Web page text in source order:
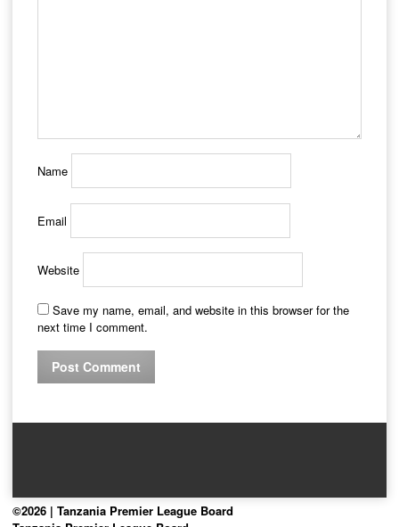
Name
Email
Website
Save my name, email, and website in this browser for the
next time I comment.
©2026 | Tanzania Premier League Board